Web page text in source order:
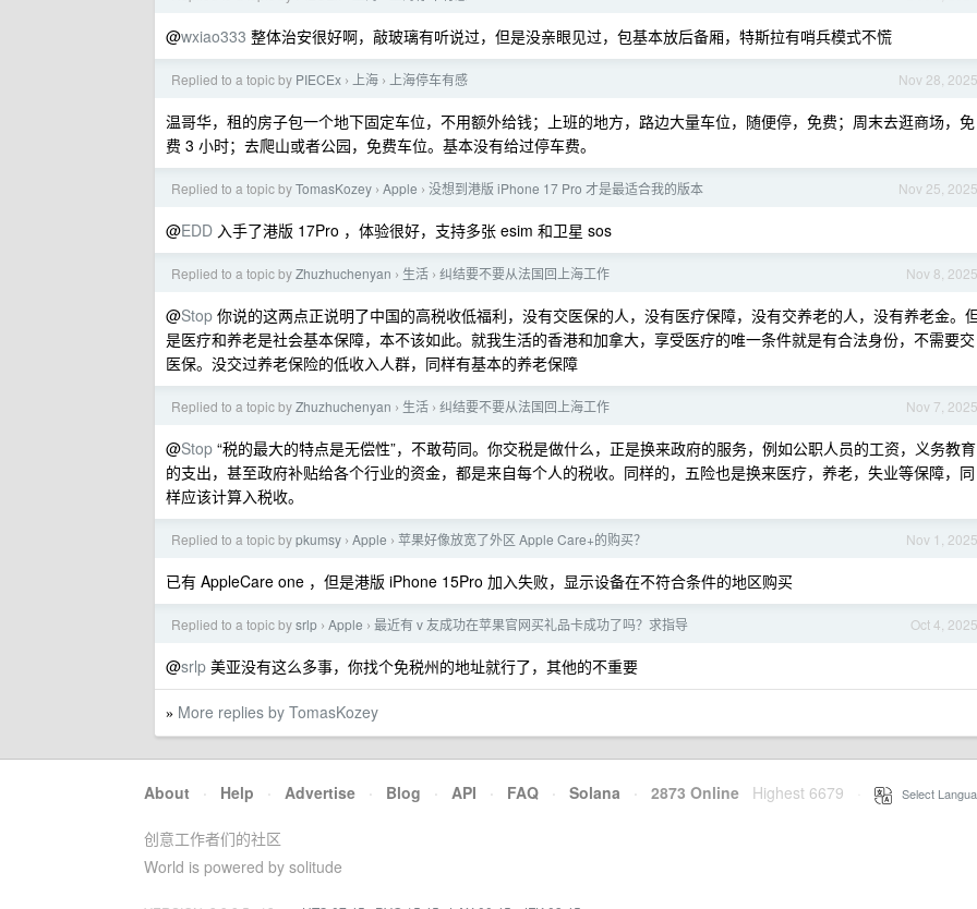
@wxiao333 整体治安很好啊，敲玻璃有听说过，但是没亲眼见过，包基本放后备厢，特斯拉有哨兵模式不慌
Nov 28, 2025
Replied to a topic by PIECEx › 上海 › 上海停车有感
温哥华，租的房子包一个地下固定车位，不用额外给钱；上班的地方，路边大量车位，随便停，免费；周末去逛商场，免
费 3 小时；去爬山或者公园，免费车位。基本没有给过停车费。
Nov 25, 2025
Replied to a topic byTomasKozey › Apple › 没想到港版 iPhone 17 Pro 才是最适合我的版本
@EDD 入手了港版 17Pro ，体验很好，支持多张 esim 和卫星 sos
Nov 8, 2025
Replied to a topic byZhuzhuchenyan › 生活 › 纠结要不要从法国回上海工作
@Stop 你说的这两点正说明了中国的高税收低福利，没有交医保的人，没有医疗保障，没有交养老的人，没有养老金。
是医疗和养老是社会基本保障，本不该如此。就我生活的香港和加拿大，享受医疗的唯一条件就是有合法身份，不需要交
医保。没交过养老保险的低收入人群，同样有基本的养老保障
Nov 7, 2025
Replied to a topic byZhuzhuchenyan › 生活 › 纠结要不要从法国回上海工作
@Stop “税的最大的特点是无偿性”，不敢苟同。你交税是做什么，正是换来政府的服务，例如公职人员的工资，义务教育
的支出，甚至政府补贴给各个行业的资金，都是来自每个人的税收。同样的，五险也是换来医疗，养老，失业等保障，同
样应该计算入税收。
Nov 1, 2025
Replied to a topic bypkumsy › Apple › 苹果好像放宽了外区 Apple Care+的购买？
已有 AppleCare one ，但是港版 iPhone 15Pro 加入失败，显示设备在不符合条件的地区购买
Oct 4, 2025
Replied to a topic bysrlp › Apple › 最近有 v 友成功在苹果官网买礼品卡成功了吗？求指导
@srlp 美亚没有这么多事，你找个免税州的地址就行了，其他的不重要
» More replies by TomasKozey
About · Help · Advertise · Blog · API · FAQ · Solana · 2873 Online Highest 6679 Select
创意工作者们的社区
World is powered by solitude